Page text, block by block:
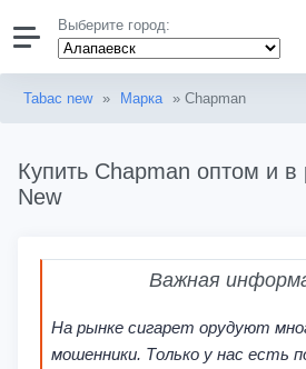
Выберите город:
Tabac new » Марка » Chapman
Купить Chapman оптом и в
New
Важная
На рынке сигарет орудуют
мошенники. Только у нас есть